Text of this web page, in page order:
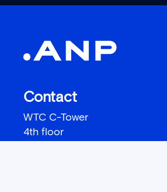
Contact
WTC C-Tower
4th floor